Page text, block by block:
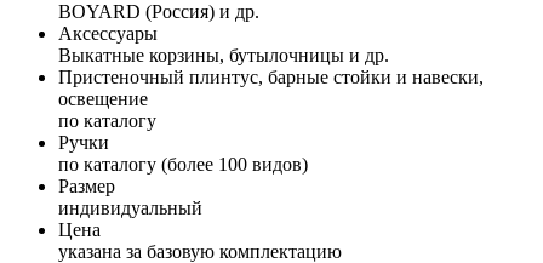
BOYARD (Россия) и др.
Аксессуары
Выкатные корзины, бутылочницы и др.
Пристеночный плинтус, барные стойки и навески,
освещение
по каталогу
Ручки
по каталогу (более 100 видов)
Размер
индивидуальный
Цена
указана за базовую комплектацию